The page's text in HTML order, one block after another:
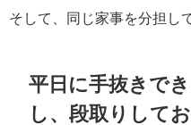
そして、同じ家事を分担し
平日に手抜きで
し、段取りしてお